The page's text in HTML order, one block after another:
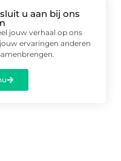
u aan bij ons
jouw verhaal op ons
ervaringen anderen